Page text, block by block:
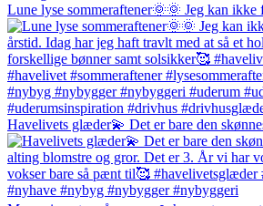
Lune lyse sommeraftener🌞🌞 Jeg kan ikke
Havelivets glæder💫 Det er bare den